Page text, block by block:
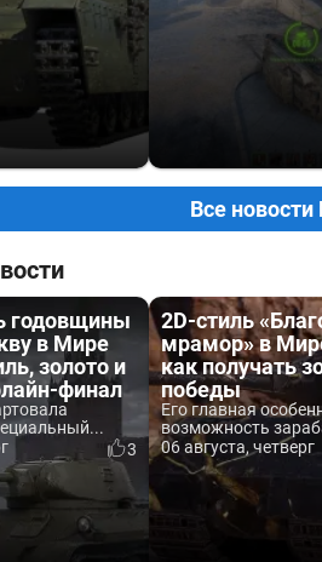
Все
годовщины
в Мире
золото и
финал
3
2D-стиль
мрамор» в
как получать
победы
Его главная
возможность
06 августа, четверг